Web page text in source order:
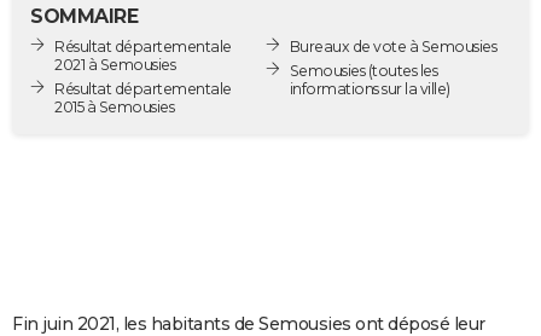
Destinations
City break
Voyage nature
Voyage de noces
Forum
Climat
GUIDES D'ACHAT
COPAINS D'AVANT
SOMMAIRE
Résultat départementale
2021 à Semousies
Résultat départementale
2015 à Semousies
Bureaux de vote à Semousies
Semousies(toutes les
informations sur la ville)
Fin juin 2021, les habitants de Semousies ont déposé leur